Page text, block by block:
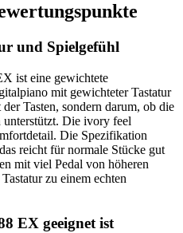
und Spielgefühl
ist eine gewichtete
mit gewichteter Tastatur
Tasten, sondern darum, ob die
Die ivory feel
Die Spezifikation
reicht für normale Stücke gut
mit viel Pedal von höheren
zu einem echten
EX geeignet ist